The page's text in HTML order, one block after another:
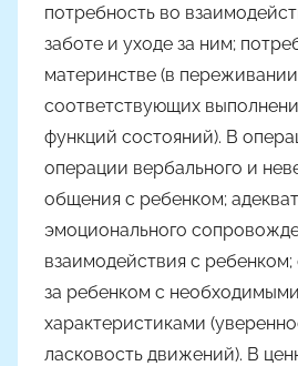
потребность во
заботе и уходе за ним;
материнстве (в переживании
соответствующих
функций состояний). В
операции вербального и
общения с ребенком;
эмоционального
взаимодействия с
за ребенком с
характеристиками
ласковость движений). В